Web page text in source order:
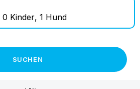
0 Kinder, 1 Hund
SUCHEN